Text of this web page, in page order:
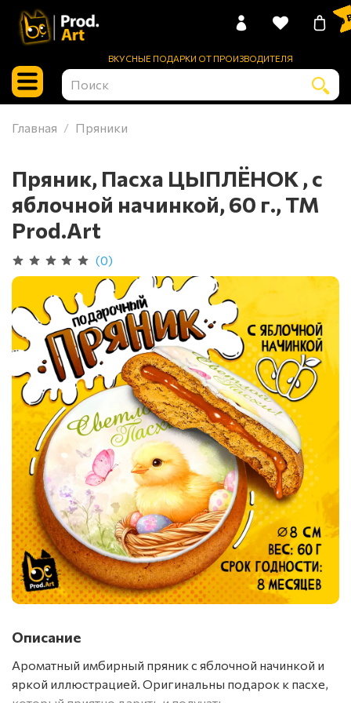
ВКУСНЫЕ ПОДАРКИ ОТ ПРОИЗВОДИТЕЛЯ
0
Главная Пряники
Пряник, Пасха ЦЫПЛЁНОК , с
яблочной начинкой, 60 г., TM
Prod.Art
(0)
Описание
Ароматный имбирный пряник с яблочной начинкой и
яркой иллюстрацией. Оригинальны подарок к пасхе,